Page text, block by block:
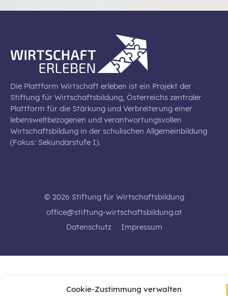
Cookie-Zustimmung verwalten
Die Plattform Wirtschaft erleben ist ein Projekt der
Stiftung für Wirtschaftsbildung, Österreichs zentraler
Plattform für die Stärkung und Verbreiterung einer
lebensweltbezogenen und verantwortungsvollen
Wirtschaftsbildung in der schulischen Allgemeinbildung
(Fokus: Sekundarstufe I).
© 2026 Stiftung für Wirtschaftsbildung
office@stiftung-wirtschaftsbildung.at
Datenschutz
Impressum